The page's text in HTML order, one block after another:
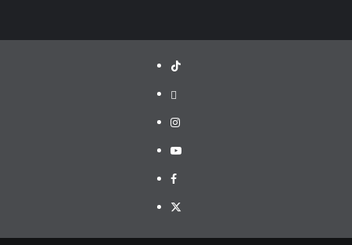
TikTok
threads
Instagram
Youtube
Facebook
X